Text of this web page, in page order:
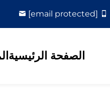
[email protected]
الصفحة الرئيسية